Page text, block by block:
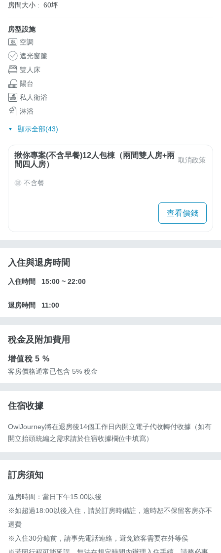
房間大小 : 60坪
房型設施
空調
遮光窗簾
雙人床
陽台
私人衛浴
淋浴
顯示全部(43)
揪你專案(不含早餐)12人包棟（兩間雙人房+兩
間四人房）
取消政策
不含餐
查看價錢
入住與退房時間
入住時間 15:00 ~ 22:00
退房時間 11:00
稅金及附加費用
增值稅5 %
客房價格通常已包含 5% 稅金
住宿收據
OwlJourney將在退房後14個工作日內開立電子代收轉付收據（如有
開立抬頭統編之需求請於住宿收據欄位中填寫）
訂房須知
進房時間：當日下午15:00以後
※如超過18:00以後入住，請於訂房時備註，逾時恕不保留客房亦不
退費
※入住30分鐘前，請事先電話連絡，避免旅客需要在外等侯